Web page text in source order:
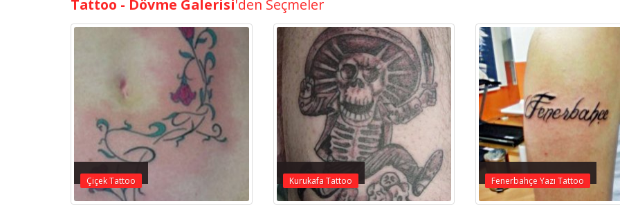
Tattoo - Dövme Galerisi'den Seçmeler
Çiçek Tattoo Kurukafa Tattoo Fenerbahçe Yazı Tattoo